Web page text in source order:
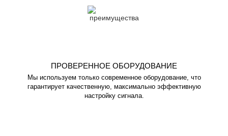
ПРОВЕРЕННОЕ ОБОРУДОВАНИЕ
Мы используем только современное оборудование, что
гарантирует качественную, максимально эффективную
настройку сигнала.